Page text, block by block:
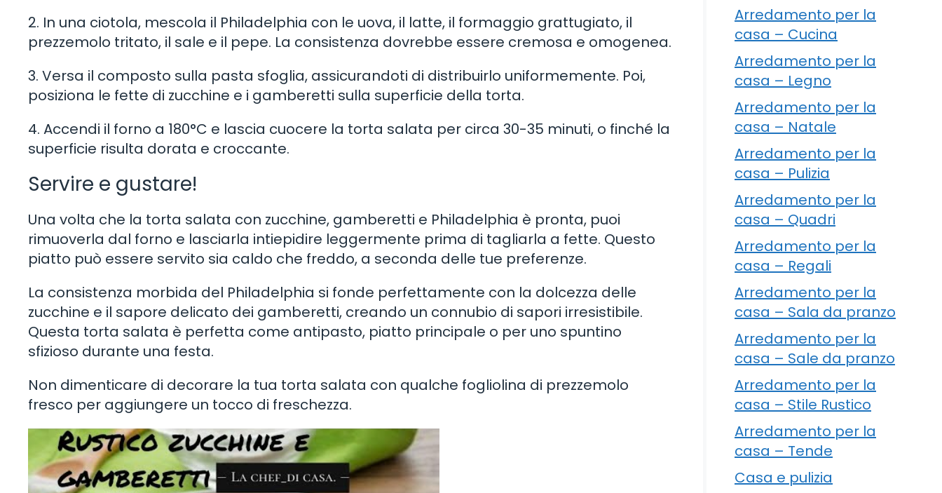
2. In una ciotola, mescola il Philadelphia con le uova, il latte, il formaggio grattugiato, il
prezzemolo tritato, il sale e il pepe. La consistenza dovrebbe essere cremosa e omogenea.
3. Versa il composto sulla pasta sfoglia, assicurandoti di distribuirlo uniformemente. Poi,
posiziona le fette di zucchine e i gamberetti sulla superficie della torta.
4. Accendi il forno a 180°C e lascia cuocere la torta salata per circa 30-35 minuti, o finché la
superficie risulta dorata e croccante.
Servire e gustare!
Una volta che la torta salata con zucchine, gamberetti e Philadelphia è pronta, puoi
rimuoverla dal forno e lasciarla intiepidire leggermente prima di tagliarla a fette. Questo
piatto può essere servito sia caldo che freddo, a seconda delle tue preferenze.
La consistenza morbida del Philadelphia si fonde perfettamente con la dolcezza delle
zucchine e il sapore delicato dei gamberetti, creando un connubio di sapori irresistibile.
Questa torta salata è perfetta come antipasto, piatto principale o per uno spuntino
sfizioso durante una festa.
Non dimenticare di decorare la tua torta salata con qualche fogliolina di prezzemolo
fresco per aggiungere un tocco di freschezza.
Arredamento per la
casa – Cucina
Arredamento per la
casa – Legno
Arredamento per la
casa – Natale
Arredamento per la
casa – Pulizia
Arredamento per la
casa – Quadri
Arredamento per la
casa – Regali
Arredamento per la
casa – Sala da pranzo
Arredamento per la
casa – Sale da pranzo
Arredamento per la
casa – Stile Rustico
Arredamento per la
casa – Tende
Casa e pulizia